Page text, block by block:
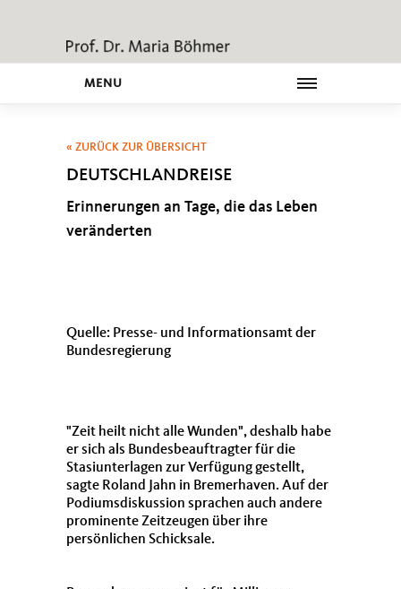
MENU
« ZURÜCK ZUR ÜBERSICHT
DEUTSCHLANDREISE
Erinnerungen an Tage, die das Leben
veränderten
Quelle: Presse- und Informationsamt der
Bundesregierung
"Zeit heilt nicht alle Wunden", deshalb habe
er sich als Bundesbeauftragter für die
Stasiunterlagen zur Verfügung gestellt,
sagte Roland Jahn in Bremerhaven. Auf der
Podiumsdiskussion sprachen auch andere
prominente Zeitzeugen über ihre
persönlichen Schicksale.